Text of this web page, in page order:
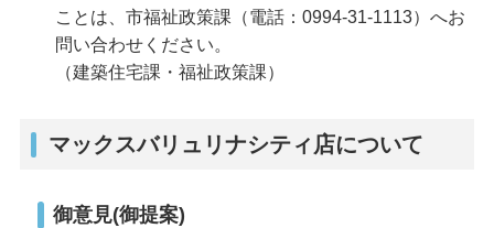
ことは、市福祉政策課（電話：0994-31-1113）へお
問い合わせください。
（建築住宅課・福祉政策課）
マックスバリュリナシティ店について
御意見(御提案)